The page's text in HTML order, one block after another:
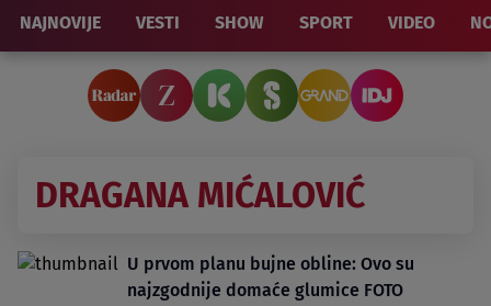
NAJNOVIJE VESTI SHOW SPORT VIDEO
DRAGANA MIĆALOVIĆ
U prvom planu bujne obline: Ovo su
najzgodnije domaće glumice FOTO